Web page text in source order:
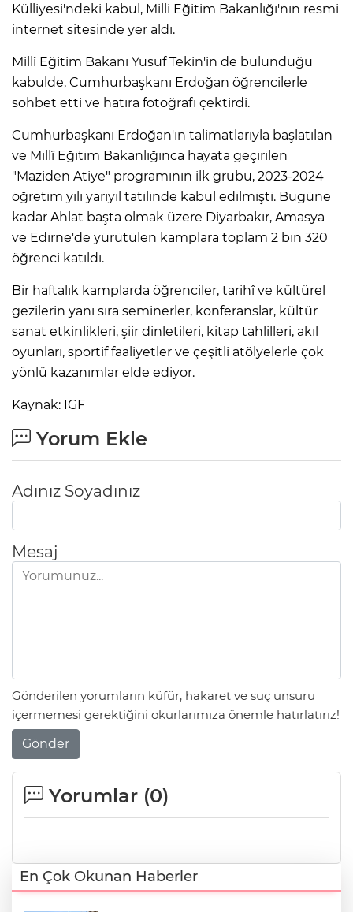
Külliyesi'ndeki kabul, Milli Eğitim Bakanlığı'nın resmi
internet sitesinde yer aldı.
Millî Eğitim Bakanı Yusuf Tekin'in de bulunduğu
kabulde, Cumhurbaşkanı Erdoğan öğrencilerle
sohbet etti ve hatıra fotoğrafı çektirdi.
Cumhurbaşkanı Erdoğan'ın talimatlarıyla başlatılan
ve Millî Eğitim Bakanlığınca hayata geçirilen
"Maziden Atiye" programının ilk grubu, 2023-2024
öğretim yılı yarıyıl tatilinde kabul edilmişti. Bugüne
kadar Ahlat başta olmak üzere Diyarbakır, Amasya
ve Edirne'de yürütülen kamplara toplam 2 bin 320
öğrenci katıldı.
Bir haftalık kamplarda öğrenciler, tarihî ve kültürel
gezilerin yanı sıra seminerler, konferanslar, kültür
sanat etkinlikleri, şiir dinletileri, kitap tahlilleri, akıl
oyunları, sportif faaliyetler ve çeşitli atölyelerle çok
yönlü kazanımlar elde ediyor.
Kaynak: IGF
Yorum Ekle
Adınız Soyadınız
Mesaj
Gönderilen yorumların küfür, hakaret ve suç unsuru
içermemesi gerektiğini okurlarımıza önemle hatırlatırız!
Gönder
Yorumlar (0)
En Çok Okunan Haberler